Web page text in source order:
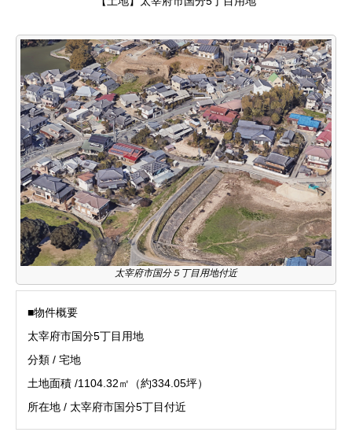
太宰府市国分５丁目用地付近
■物件概要
太宰府市国分5丁目用地
分類 / 宅地
土地面積 /1104.32㎡（約334.05坪）
所在地 / 太宰府市国分5丁目付近